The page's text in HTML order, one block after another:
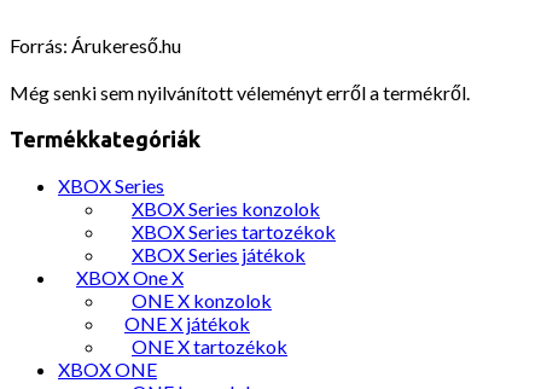
Forrás: Árukereső.hu
Még senki sem nyilvánított véleményt erről a termékről.
Termékkategóriák
XBOX Series
XBOX Series konzolok
XBOX Series tartozékok
XBOX Series játékok
XBOX One X
ONE X konzolok
ONE X játékok
ONE X tartozékok
XBOX ONE